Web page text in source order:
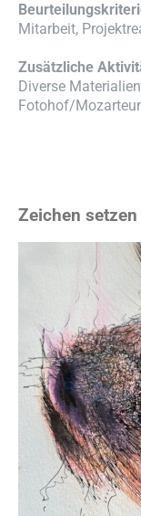
Mitarbeit,
Zusätzliche
Diverse
Fotohof/
Zeichen setzen